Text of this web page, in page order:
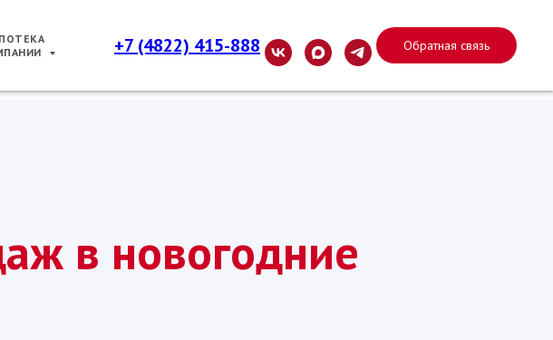
+7 (4822) 415-888 Обратная связь
в новогодние